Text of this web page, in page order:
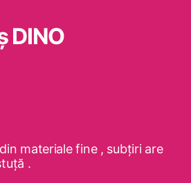
DINO
materiale fine , subţiri are
.